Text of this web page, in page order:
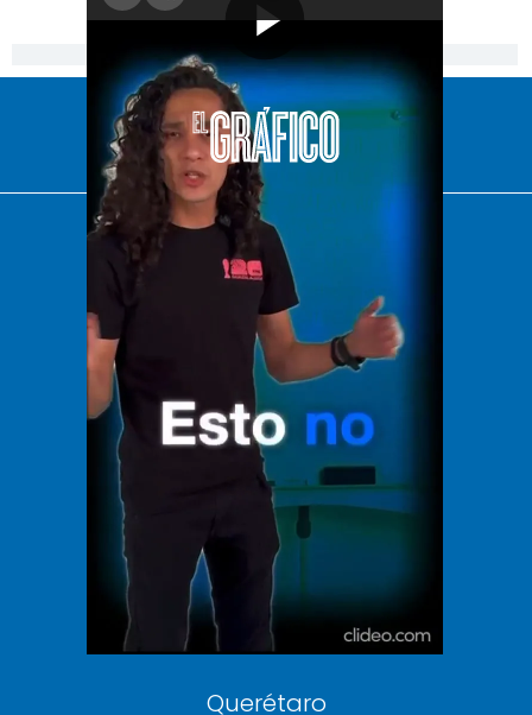
[Publicidad]
El Universal
Vive USA
Clase
De 10 sports
DeDinero
Confabulario
Aviso Oportuno
Consultas
Querétaro